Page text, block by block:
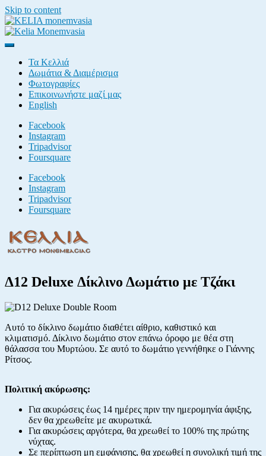
Skip to content
Τα Κελλιά
Δωμάτια & Διαμέρισμα
Φωτογραφίες
Επικοινωνήστε μαζί μας
English
Facebook
Instagram
Tripadvisor
Foursquare
Facebook
Instagram
Tripadvisor
Foursquare
Δ12 Deluxe Δίκλινο Δωμάτιο με Τζάκι
Αυτό το δίκλινο δωμάτιο διαθέτει αίθριο, καθιστικό και
κλιματισμό. Δίκλινο δωμάτιο στον επάνω όροφο με θέα στη
θάλασσα του Μυρτώου. Σε αυτό το δωμάτιο γεννήθηκε ο Γιάννης
Ρίτσος.
Πολιτική ακύρωσης:
Για ακυρώσεις έως 14 ημέρες πριν την ημερομηνία άφιξης,
δεν θα χρεωθείτε με ακυρωτικά.
Για ακυρώσεις αργότερα, θα χρεωθεί το 100% της πρώτης
νύχτας.
Σε περίπτωση μη εμφάνισης, θα χρεωθεί η συνολική τιμή της